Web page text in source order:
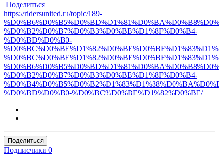
Поделиться
https://ridersunited.ru/topic/189-
%D0%B2%D0%B7%D0%B3%D0%BB%D1%8F%D0%B4-
%D0%BD%D0%B0-
%D0%B2%D0%B7%D0%B3%D0%BB%D1%8F%D0%B4-
%D0%BD%D0%B0-%D0%BC%D0%BE%D1%82%D0%BE/
Поделиться
Подписчики 0